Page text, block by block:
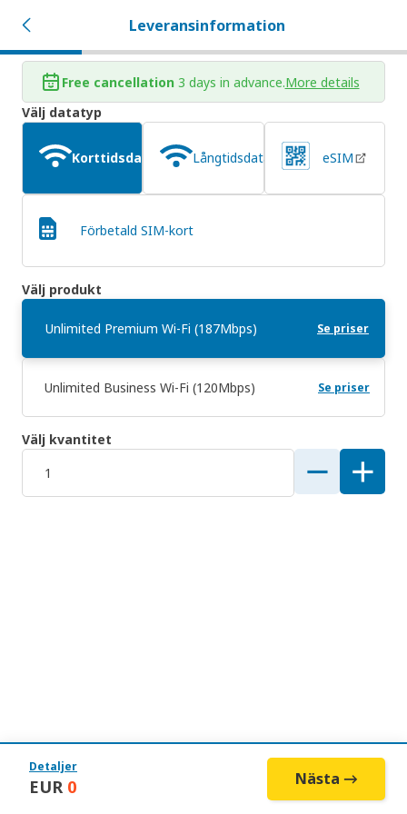
Leveransinformation
Free cancellation 3 days in advance.More details
Välj datatyp
KorttidsdataabonnemangLångtidsdataabonnemang
eSIM
Förbetald SIM-kort
Välj produkt
Unlimited Premium Wi-Fi (187Mbps) Se priser
Unlimited Business Wi-Fi (120Mbps) Se priser
Välj kvantitet
Detaljer
EUR 0 Nästa →